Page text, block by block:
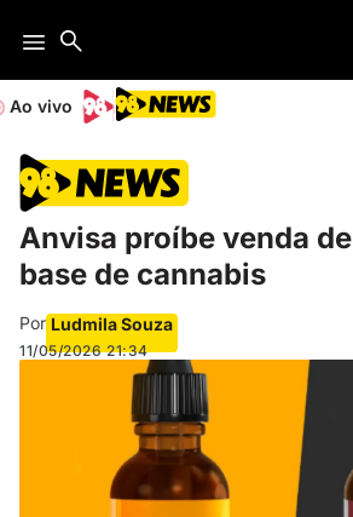
Ao vivo
Anvisa proíbe venda
base de cannabis
Por Ludmila Souza
11/05/2026 21:34